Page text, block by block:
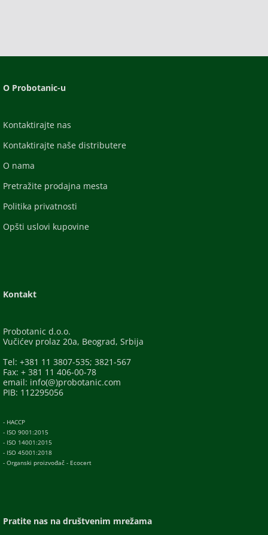
O Probotanic-u
Kontaktirajte nas
Kontaktirajte naše distributere
O nama
Pretražite prodajna mesta
Politika privatnosti
Opšti uslovi kupovine
Kontakt
Probotanic d.o.o.
Vučićev prolaz 20a, Beograd, Srbija
Tel: +381 11 3807-535; 3821-567
Fax: + 381 11 406-00-78
email: info(@)probotanic.com
PIB: 112295056
- HACCP
- ISO 9001:2015
- ISO 14001:2015
- ISO 45001:2018
- Organski proizvođač - Ecocert
Pratite nas na društvenim mrežama